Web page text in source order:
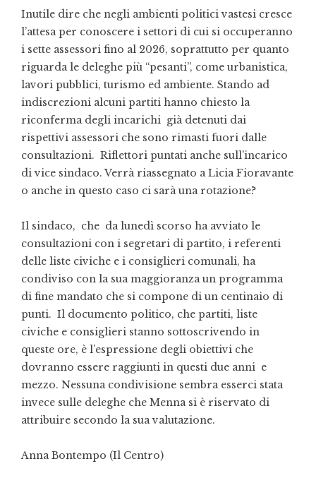
Inutile dire che negli ambienti politici vastesi cresce
l’attesa per conoscere i settori di cui si occuperanno
i sette assessori fino al 2026, soprattutto per quanto
riguarda le deleghe più “pesanti”, come urbanistica,
lavori pubblici, turismo ed ambiente. Stando ad
indiscrezioni alcuni partiti hanno chiesto la
riconferma degli incarichi già detenuti dai
rispettivi assessori che sono rimasti fuori dalle
consultazioni. Riflettori puntati anche sull’incarico
di vice sindaco. Verrà riassegnato a Licia Fioravante
o anche in questo caso ci sarà una rotazione?
Il sindaco, che da lunedì scorso ha avviato le
consultazioni con i segretari di partito, i referenti
delle liste civiche e i consiglieri comunali, ha
condiviso con la sua maggioranza un programma
di fine mandato che si compone di un centinaio di
punti. Il documento politico, che partiti, liste
civiche e consiglieri stanno sottoscrivendo in
queste ore, è l’espressione degli obiettivi che
dovranno essere raggiunti in questi due anni e
mezzo. Nessuna condivisione sembra esserci stata
invece sulle deleghe che Menna si è riservato di
attribuire secondo la sua valutazione.
Anna Bontempo (Il Centro)